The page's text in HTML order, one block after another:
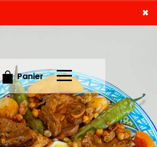
×
Panier
×